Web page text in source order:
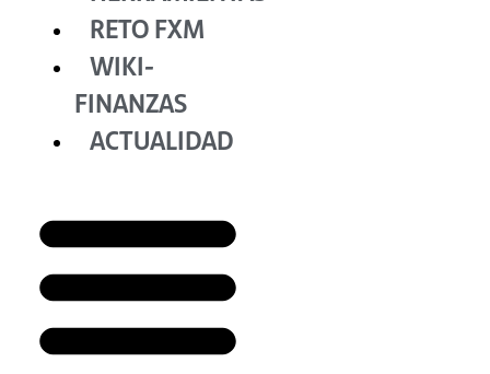
RETO FXM
WIKI-
FINANZAS
ACTUALIDAD